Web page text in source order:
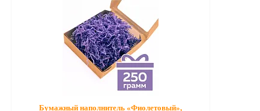
Бумажный наполнитель «Фиолетовый»,